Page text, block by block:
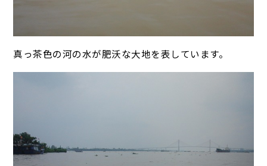
真っ茶色の河の水が肥沃な大地を表しています。